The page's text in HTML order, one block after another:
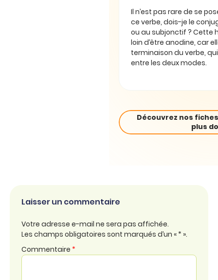
Il n’est pas rare de se
ce verbe, dois-je le
ou au subjonctif ? Cette
loin d’être anodine, car
terminaison du verbe,
entre les deux modes.
Découvrez nos
plus
Laisser un commentaire
Votre adresse e-mail ne sera pas affichée.
Les champs obligatoires sont marqués d’un « * ».
Commentaire *